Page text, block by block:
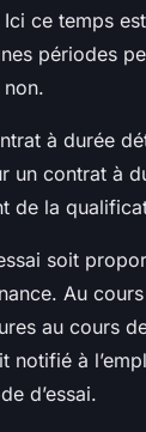
ce temps
périodes
non.
à durée
un contrat à
de la
soit
Au
au cours
notifié à
d’essai.